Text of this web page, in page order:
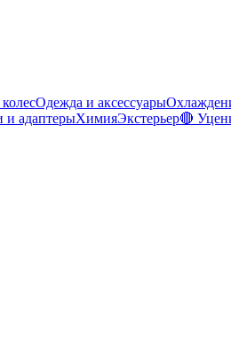
Одежда и аксессуары
и адаптерыХимияЭкстерьер🔴